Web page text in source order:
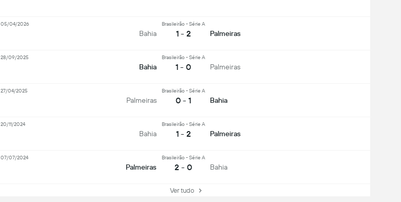
Bahia
Brasileirão - Série A
1 - 2 Palmeiras
05/04/2026
Bahia
Brasileirão - Série A
1 - 0 Palmeiras
28/09/2025
Palmeiras
Brasileirão - Série A
0 - 1 Bahia
27/04/2025
Bahia
Brasileirão - Série A
1 - 2 Palmeiras
20/11/2024
Palmeiras
Brasileirão - Série A
2 - 0 Bahia
07/07/2024
Ver tudo